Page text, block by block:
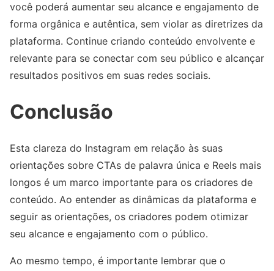
você poderá aumentar seu alcance e engajamento de
forma orgânica e autêntica, sem violar as diretrizes da
plataforma. Continue criando conteúdo envolvente e
relevante para se conectar com seu público e alcançar
resultados positivos em suas redes sociais.
Conclusão
Esta clareza do Instagram em relação às suas
orientações sobre CTAs de palavra única e Reels mais
longos é um marco importante para os criadores de
conteúdo. Ao entender as dinâmicas da plataforma e
seguir as orientações, os criadores podem otimizar
seu alcance e engajamento com o público.
Ao mesmo tempo, é importante lembrar que o